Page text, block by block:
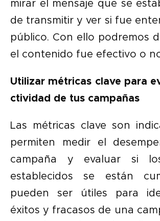
mirar el mensaje que se
de transmitir y ver si fue
público. Con ello podremos
el contenido fue efectivo o
Utilizar métricas clave para
ctividad de tus campañas
Las métricas clave son
permiten medir el
campaña y evaluar si
establecidos se están
pueden ser útiles para
éxitos y fracasos de una